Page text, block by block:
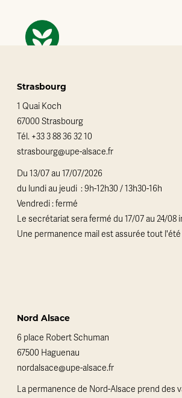
Strasbourg
1 Quai Koch
67000 Strasbourg
Tél. +33 3 88 36 32 10
strasbourg@upe-alsace.fr
Du 13/07 au 17/07/2026
du lundi au jeudi : 9h-12h30 / 13h30-16h
Vendredi : fermé
Le secrétariat sera fermé du 17/07 au 24/08
Une permanence mail est assurée tout l'été
Nord Alsace
6 place Robert Schuman
67500 Haguenau
nordalsace@upe-alsace.fr
La permanence de Nord-Alsace prend des